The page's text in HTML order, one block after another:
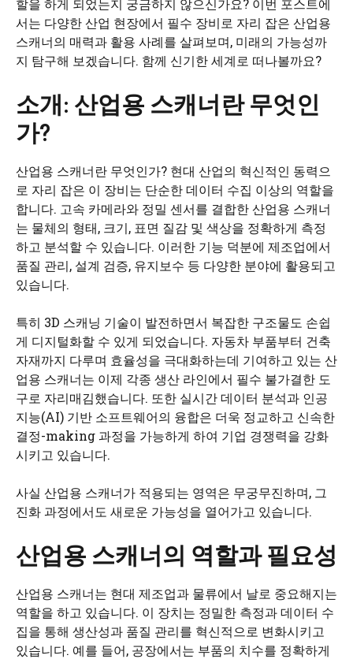
할을 하게 되었는지 궁금하지 않으신가요? 이번 포스트에
서는 다양한 산업 현장에서 필수 장비로 자리 잡은 산업용
스캐너의 매력과 활용 사례를 살펴보며, 미래의 가능성까
지 탐구해 보겠습니다. 함께 신기한 세계로 떠나볼까요?
소개: 산업용 스캐너란 무엇인
가?
산업용 스캐너란 무엇인가? 현대 산업의 혁신적인 동력으
로 자리 잡은 이 장비는 단순한 데이터 수집 이상의 역할을
합니다. 고속 카메라와 정밀 센서를 결합한 산업용 스캐너
는 물체의 형태, 크기, 표면 질감 및 색상을 정확하게 측정
하고 분석할 수 있습니다. 이러한 기능 덕분에 제조업에서
품질 관리, 설계 검증, 유지보수 등 다양한 분야에 활용되고
있습니다.
특히 3D 스캐닝 기술이 발전하면서 복잡한 구조물도 손쉽
게 디지털화할 수 있게 되었습니다. 자동차 부품부터 건축
자재까지 다루며 효율성을 극대화하는데 기여하고 있는 산
업용 스캐너는 이제 각종 생산 라인에서 필수 불가결한 도
구로 자리매김했습니다. 또한 실시간 데이터 분석과 인공
지능(AI) 기반 소프트웨어의 융합은 더욱 정교하고 신속한
결정-making 과정을 가능하게 하여 기업 경쟁력을 강화
시키고 있습니다.
사실 산업용 스캐너가 적용되는 영역은 무궁무진하며, 그
진화 과정에서도 새로운 가능성을 열어가고 있습니다.
산업용 스캐너의 역할과 필요성
산업용 스캐너는 현대 제조업과 물류에서 날로 중요해지는
역할을 하고 있습니다. 이 장치는 정밀한 측정과 데이터 수
집을 통해 생산성과 품질 관리를 혁신적으로 변화시키고
있습니다. 예를 들어, 공장에서는 부품의 치수를 정확하게